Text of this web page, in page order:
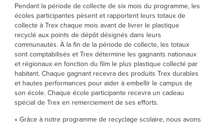
Pendant la période de collecte de six mois du programme, les
écoles participantes pèsent et rapportent leurs totaux de
collecte à Trex chaque mois avant de livrer le plastique
recyclé aux points de dépôt désignés dans leurs
communautés. À la fin de la période de collecte, les totaux
sont comptabilisés et Trex détermine les gagnants nationaux
et régionaux en fonction du film le plus plastique collecté par
habitant. Chaque gagnant recevra des produits Trex durables
et hautes performances pour aider à embellir le campus de
son école. Chaque école participante recevra un cadeau
spécial de Trex en remerciement de ses efforts.
« Grâce à notre programme de recyclage scolaire, nous avons